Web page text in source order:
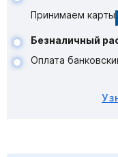
Принимаем карты
Безналичный
Оплата